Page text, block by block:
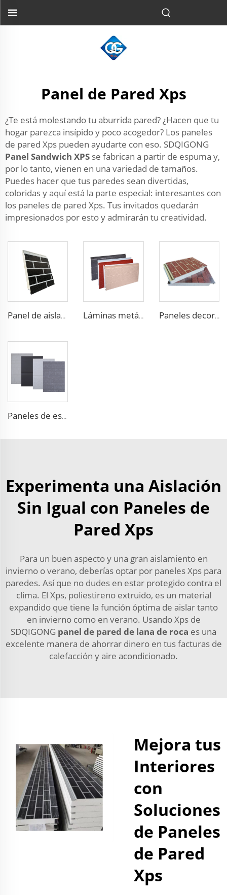
Panel de Pared Xps
¿Te está molestando tu aburrida pared? ¿Hacen que tu
hogar parezca insípido y poco acogedor? Los paneles
de pared Xps pueden ayudarte con eso. SDQIGONG
Panel Sandwich XPS se fabrican a partir de espuma y,
por lo tanto, vienen en una variedad de tamaños.
Puedes hacer que tus paredes sean divertidas,
coloridas y aquí está la parte especial: interesantes con
los paneles de pared Xps. Tus invitados quedarán
impresionados por esto y admirarán tu creatividad.
Panel de aislamiento impermeable y resistente al fuego al aire libre de espuma de EPS Láminas metálicas aislantes con paneles decorativos de espuma de EPS Paneles decorativos térmicos para revestimiento exterior de paredes panel estructural aislado Panel de Arena Foam
Paneles de espuma EPS Prefabricados de Aislamiento para Casas con Revestimiento Metálico
Experimenta una Aislación
Sin Igual con Paneles de
Pared Xps
Para un buen aspecto y una gran aislamiento en
invierno o verano, deberías optar por paneles Xps para
paredes. Así que no dudes en estar protegido contra el
clima. El Xps, poliestireno extruido, es un material
expandido que tiene la función óptima de aislar tanto
en invierno como en verano. Usando Xps de
SDQIGONG panel de pared de lana de roca es una
excelente manera de ahorrar dinero en tus facturas de
calefacción y aire acondicionado.
Mejora tus
Interiores
con
Soluciones
de Paneles
de Pared
Xps